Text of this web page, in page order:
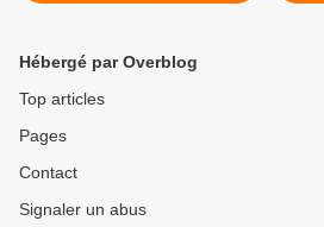
Hébergé par Overblog
Top articles
Pages
Contact
Signaler un abus